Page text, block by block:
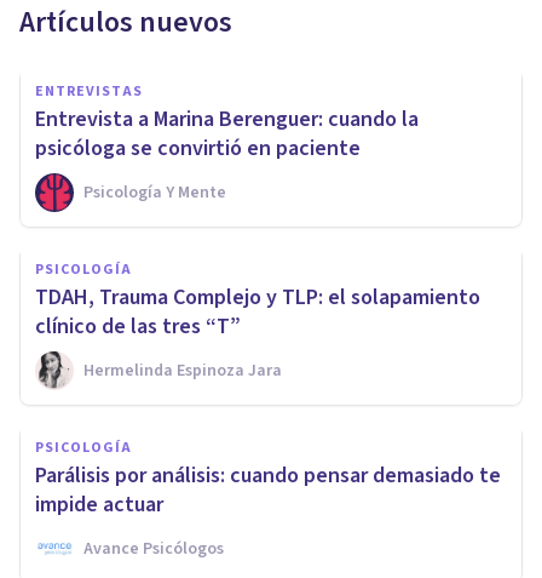
Artículos nuevos
ENTREVISTAS
Entrevista a Marina Berenguer: cuando la
psicóloga se convirtió en paciente
Psicología Y Mente
PSICOLOGÍA
TDAH, Trauma Complejo y TLP: el solapamiento
clínico de las tres “T”
Hermelinda Espinoza Jara
PSICOLOGÍA
Parálisis por análisis: cuando pensar demasiado te
impide actuar
Avance Psicólogos